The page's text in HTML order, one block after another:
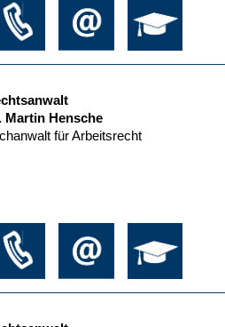
Martin Hensche
für Arbeitsrecht